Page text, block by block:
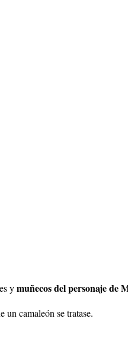
ymuñecos del personaje de
camaleón se tratase.